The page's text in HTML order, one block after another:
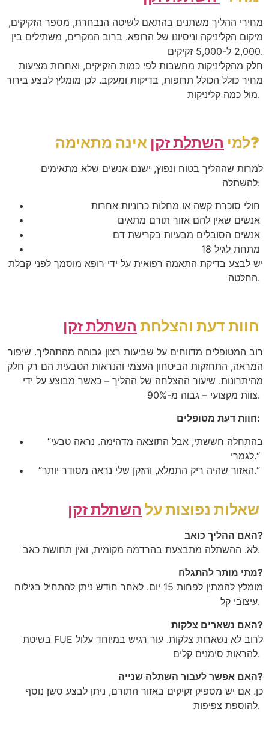
מחירי ההליך משתנים בהתאם לשיטה הנבחרת, מספר הזקיקים,
מיקום הקליניקה וניסיונו של הרופא. ברוב המקרים, משתילים בין
2,000 ל-5,000 זקיקים.
חלק מהקליניקות מחשבות לפי כמות הזקיקים, ואחרות מציעות
מחיר כולל הכולל תרופות, בדיקות ומעקב. לכן מומלץ לבצע בירור
מול כמה קליניקות.
למי השתלת זקן אינה מתאימה ?
למרות שההליך בטוח ונפוץ, ישנם אנשים שלא מתאימים
להשתלה:
חולי סוכרת קשה או מחלות כרוניות אחרות
אנשים שאין להם אזור תורם מתאים
אנשים הסובלים מבעיות בקרישת דם
מתחת לגיל 18
יש לבצע בדיקת התאמה רפואית על ידי רופא מוסמך לפני קבלת
החלטה.
חוות דעת והצלחת השתלת זקן
רוב המטופלים מדווחים על שביעות רצון גבוהה מהתהליך. שיפור
המראה, התחזקות הביטחון העצמי והנראות הטבעית הם רק חלק
מהיתרונות. שיעור ההצלחה של ההליך – כאשר מבוצע על ידי
צוות מקצועי – גבוה מ-90%.
חוות דעת מטופלים:
“בהתחלה חששתי, אבל התוצאה מדהימה. נראה טבעי
לגמרי.“
“
האזור שהיה ריק התמלא, והזקן שלי נראה מסודר יותר.“
שאלות נפוצות על השתלת זקן
האם ההליך כואב?
לא. ההשתלה מתבצעת בהרדמה מקומית, ואין תחושת כאב.
מתי מותר להתגלח?
מומלץ להמתין לפחות 15 יום. לאחר חודש ניתן להתחיל בגילוח
עיצובי קל.
האם נשארים צלקות?
בשיטת FUE לרוב לא נשארות צלקות. עור רגיש במיוחד עלול
להראות סימנים קלים.
האם אפשר לעבור השתלה שנייה?
כן. אם יש מספיק זקיקים באזור התורם, ניתן לבצע סשן נוסף
להוספת צפיפות.